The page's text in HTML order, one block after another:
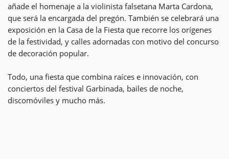
añade el homenaje a la violinista falsetana Marta Cardona,
que será la encargada del pregón. También se celebrará una
exposición en la Casa de la Fiesta que recorre los orígenes
de la festividad, y calles adornadas con motivo del concurso
de decoración popular.
Todo, una fiesta que combina raíces e innovación, con
conciertos del festival Garbinada, bailes de noche,
discomóviles y mucho más.